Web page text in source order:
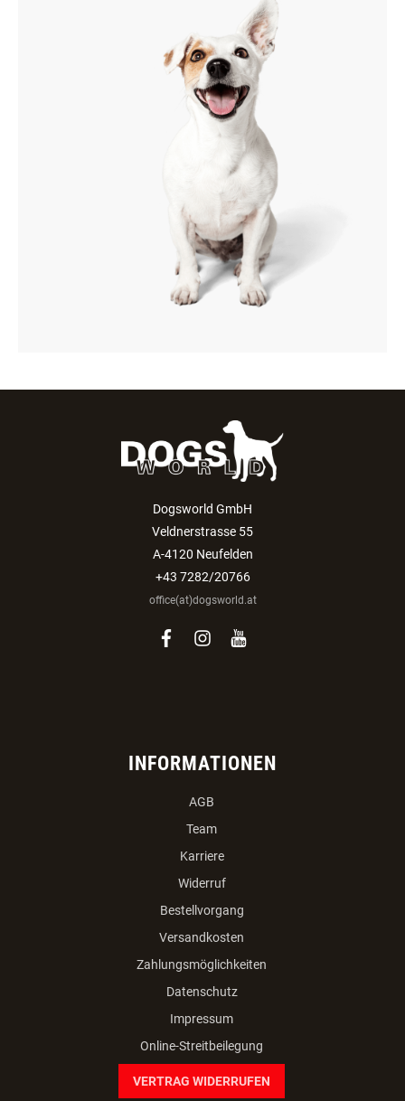
Dogsworld GmbH
Veldnerstrasse 55
A-4120 Neufelden
+43 7282/20766
office(at)dogsworld.at
facebook
instagram
youtube
INFORMATIONEN
AGB
Team
Karriere
Widerruf
Bestellvorgang
Versandkosten
Zahlungsmöglichkeiten
Datenschutz
Impressum
Online-Streitbeilegung
VERTRAG WIDERRUFEN